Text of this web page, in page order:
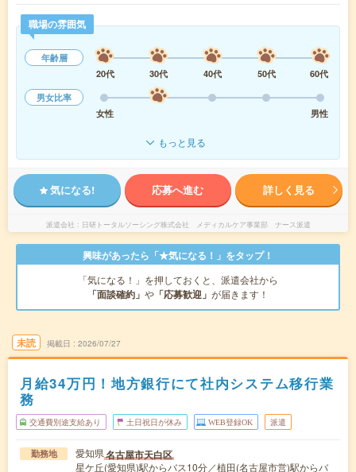
職場の雰囲気
年齢層
20代
30代 40代 50代
60代
男女比率
女性
男性
もっと見る
気になる! 応募へ進む 詳しく見る
派遣会社 日研トータルソーシング株式会社 メディカルケア事業部 ナース派遣
興味があったら「★気になる！」をタップ！
「気になる！」を押しておくと、派遣会社から
「面談確約」 や 「応募歓迎」 が届きます！
未読 掲載日 2026/07/27
月給34万円！地方銀行にて社内システム移行業
務
交通費別途支給あり 土日祝日が休み WEB登録OK 派遣
勤務地 愛知県名古屋市天白区
星ケ丘(愛知県)駅からバス10分／植田(名古屋市営)駅からバ